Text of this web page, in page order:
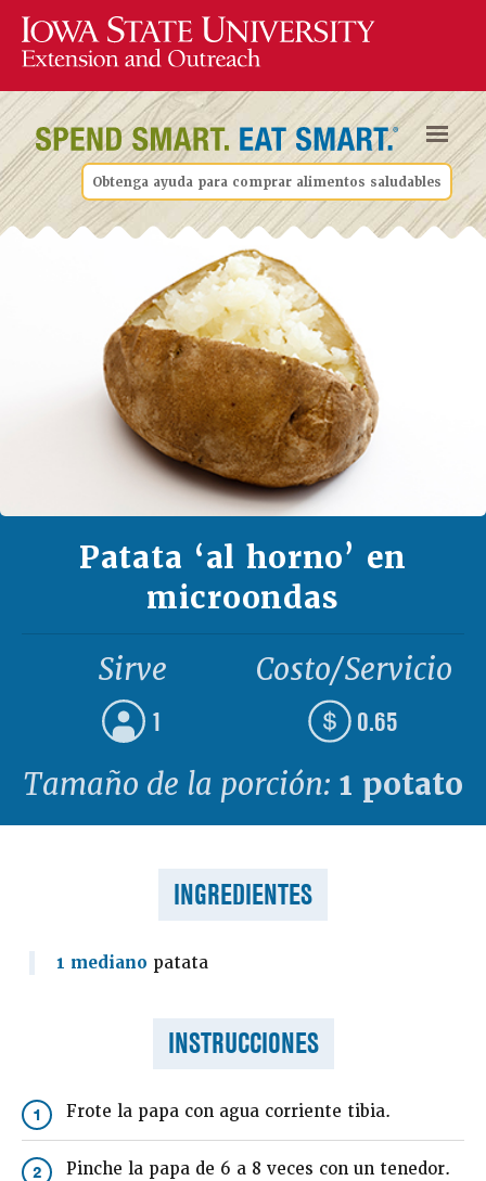
Obtenga ayuda para comprar alimentos saludables
Patata ‘al horno’ en
microondas
Sirve
1
Costo/Servicio
0.65
Tamaño de la porción: 1 potato
INGREDIENTES
1 mediano patata
INSTRUCCIONES
1 Frote la papa con agua corriente tibia.
2 Pinche la papa de 6 a 8 veces con un tenedor.